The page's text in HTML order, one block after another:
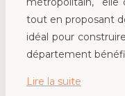
tout en proposant
idéal pour
département
Lire la suite